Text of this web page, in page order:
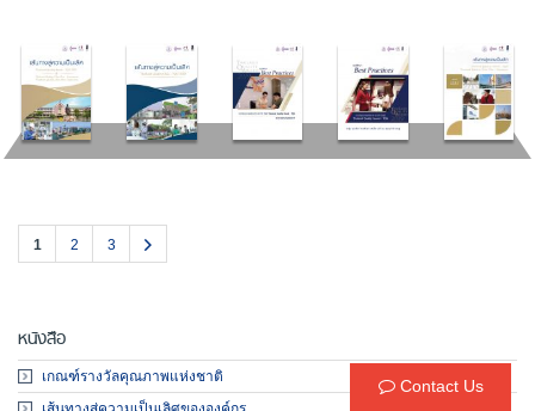
1 2 3
หนังสือ
เกณฑ์รางวัลคุณภาพแห่งชาติ
Contact Us